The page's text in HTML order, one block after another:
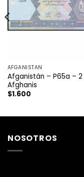
AFGANISTAN
Afganistán – P65a – 2
Afghanis
$1.600
NOSOTROS